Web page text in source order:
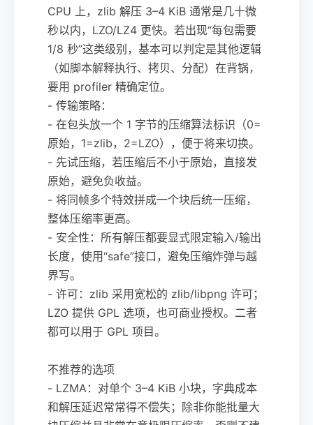
CPU 上，zlib 解压 3–4 KiB 通常是几十微
秒以内，LZO/LZ4 更快。若出现“每包需要
1/8 秒”这类级别，基本可以判定是其他逻辑
（如脚本解释执行、拷贝、分配）在背锅，
要用 profiler 精确定位。
- 传输策略：
- 在包头放一个 1 字节的压缩算法标识（0=
原始，1=zlib，2=LZO），便于将来切换。
- 先试压缩，若压缩后不小于原始，直接发
原始，避免负收益。
- 将同帧多个特效拼成一个块后统一压缩，
整体压缩率更高。
- 安全性：所有解压都要显式限定输入/输出
长度，使用“safe”接口，避免压缩炸弹与越
界写。
- 许可：zlib 采用宽松的 zlib/libpng 许可；
LZO 提供 GPL 选项，也可商业授权。二者
都可以用于 GPL 项目。
不推荐的选项
- LZMA：对单个 3–4 KiB 小块，字典成本
和解压延迟常常得不偿失；除非你能批量大